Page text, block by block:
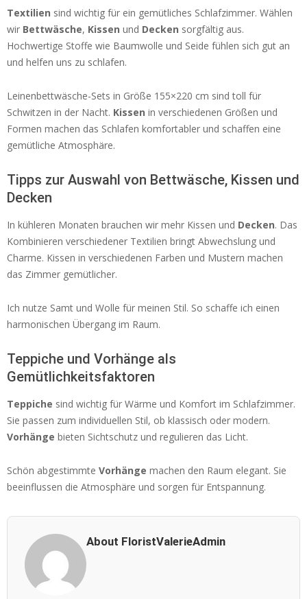
Textilien sind wichtig für ein gemütliches Schlafzimmer. Wählen
wir Bettwäsche, Kissen und Decken sorgfältig aus.
Hochwertige Stoffe wie Baumwolle und Seide fühlen sich gut an
und helfen uns zu schlafen.
Leinenbettwäsche-Sets in Größe 155×220 cm sind toll für
Schwitzen in der Nacht. Kissen in verschiedenen Größen und
Formen machen das Schlafen komfortabler und schaffen eine
gemütliche Atmosphäre.
Tipps zur Auswahl von Bettwäsche, Kissen und
Decken
In kühleren Monaten brauchen wir mehr Kissen und Decken. Das
Kombinieren verschiedener Textilien bringt Abwechslung und
Charme. Kissen in verschiedenen Farben und Mustern machen
das Zimmer gemütlicher.
Ich nutze Samt und Wolle für meinen Stil. So schaffe ich einen
harmonischen Übergang im Raum.
Teppiche und Vorhänge als
Gemütlichkeitsfaktoren
Teppiche sind wichtig für Wärme und Komfort im Schlafzimmer.
Sie passen zum individuellen Stil, ob klassisch oder modern.
Vorhänge bieten Sichtschutz und regulieren das Licht.
Schön abgestimmte Vorhänge machen den Raum elegant. Sie
beeinflussen die Atmosphäre und sorgen für Entspannung.
About FloristValerieAdmin